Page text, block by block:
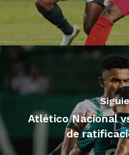
Atlético Nacional
de